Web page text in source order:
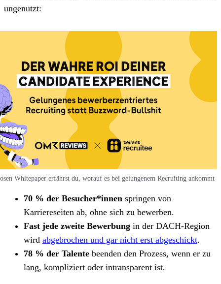
ungenutzt:
Whitepaper erfährst du, worauf es bei gelungenem Recruiting ankommt
70 % der Besucher*innen springen von
Karriereseiten ab, ohne sich zu bewerben.
Fast jede zweite Bewerbung in der DACH-Region
wird abgebrochen und gar nicht erst abgeschickt.
78 % der Talente beenden den Prozess, wenn er zu
lang, kompliziert oder intransparent ist.